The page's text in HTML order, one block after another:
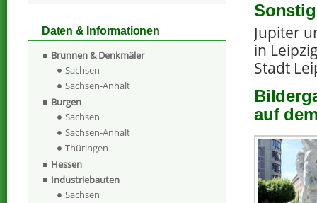
Jupiter
in
Stadt
auf
Daten & Informationen
Brunnen & Denkmäler
Sachsen
Sachsen-Anhalt
Burgen
Sachsen
Sachsen-Anhalt
Thüringen
Hessen
Industriebauten
Sachsen